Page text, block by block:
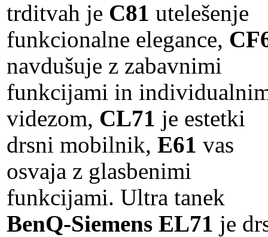
trditvah je C81 utelešenje
funkcionalne elegance,
navdušuje z zabavnimi
funkcijami in
videzom, CL71 je estetki
drsni mobilnik, E61 vas
osvaja z glasbenimi
funkcijami. Ultra tanek
BenQ-Siemens EL71 je